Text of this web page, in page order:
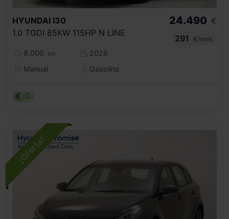
HYUNDAI I30
1.0 TGDI 85KW 115HP N LINE
8.000 km
2026
Manual
Gasolina
24.490 €
291
€/mes
C